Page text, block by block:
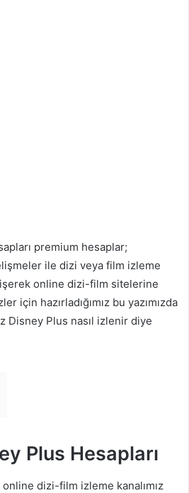
premium hesaplar;
ile dizi veya film izleme
online dizi-film sitelerine
için hazırladığımız bu yazımızda
Disney Plus nasıl izlenir diye
Plus Hesapları
dizi-film izleme kanalımız